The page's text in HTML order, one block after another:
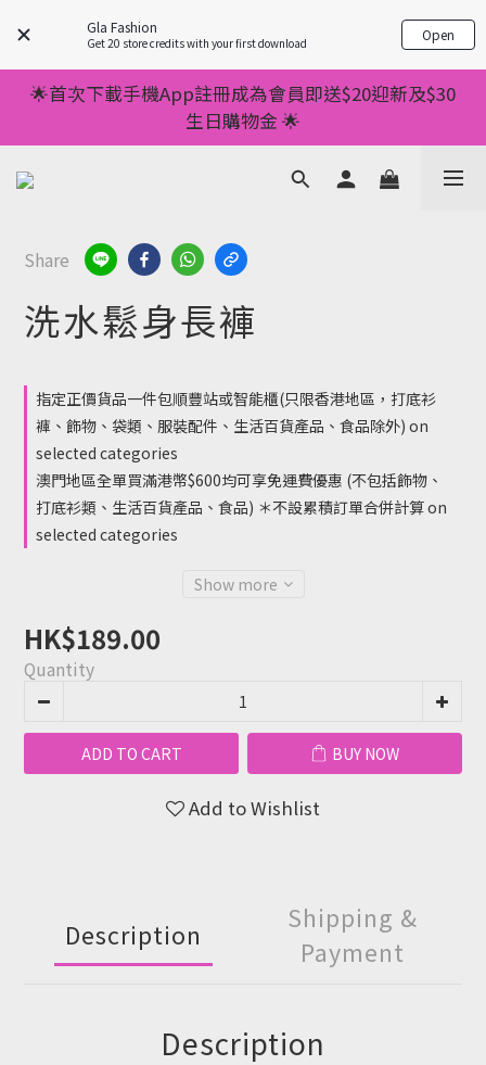
Gla Fashion
Get 20 store credits with your first download Open
💥正價服裝滿減優惠💥 ✅一件起包順豐 ✅第二件起減
$20 ✅第三件減$40    如此類推⬆不設上限
💥正價服裝滿減優惠💥 ✅一件起包順豐 ✅第二件起減
$20 ✅第三件減$40    如此類推⬆不設上限
🌟首次下載手機App註冊成為會員即送$20迎新及$30
生日購物金 🌟
🌟手機App消費儲積分當購物金用🌟消費1元有1分 🌟
累積滿100分可當1元使用🌟
💥正價服裝滿減優惠💥 ✅一件起包順豐 ✅第二件起減
$20 ✅第三件減$40    如此類推⬆不設上限
Share
洗水鬆身長褲
指定正價貨品一件包順豐站或智能櫃(只限香港地區，打底衫
褲、飾物、袋類、服裝配件、生活百貨產品、食品除外) on
selected categories
澳門地區全單買滿港幣$600均可享免運費優惠 (不包括飾物、
打底衫類、生活百貨產品、食品) ＊不設累積訂單合併計算 on
selected categories
Show more
HK$189.00
Quantity
ADD TO CART BUY NOW
Add to Wishlist
Description
Shipping &
Payment
Description